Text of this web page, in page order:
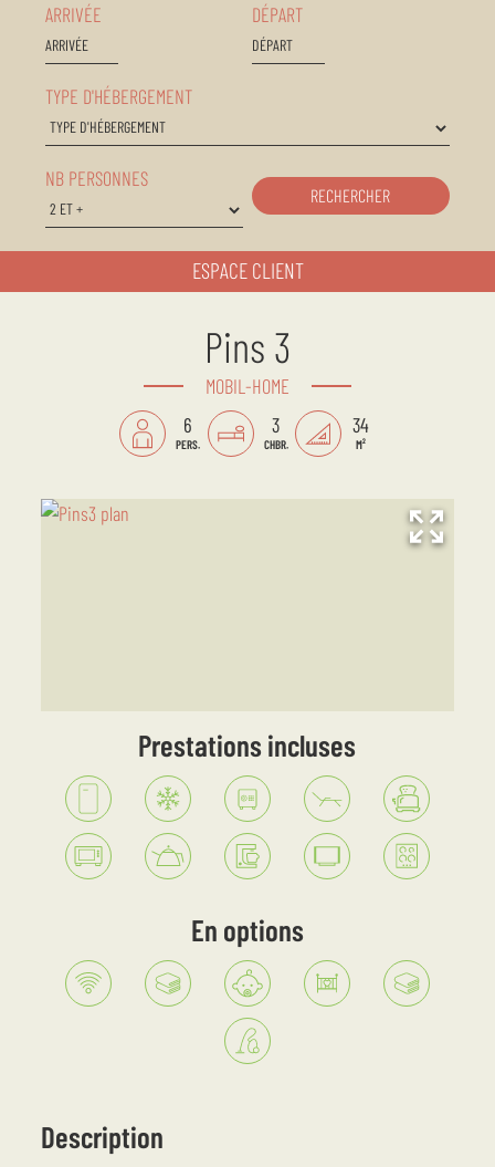
ARRIVÉE DÉPART
TYPE D'HÉBERGEMENT
NB PERSONNES
RECHERCHER
ESPACE CLIENT
Pins 3
MOBIL-HOME
6
PERS.
3
CHBR.
34
M²
Prestations incluses
En options
Description